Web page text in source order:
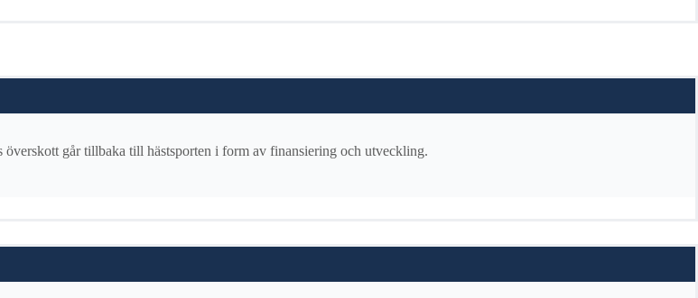
går tillbaka till hästsporten i form av finansiering och utveckling.